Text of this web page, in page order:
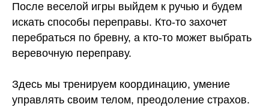
После веселой игры выйдем к ручью и будем
искать способы переправы. Кто-то захочет
перебраться по бревну, а кто-то может выбрать
веревочную переправу.
Здесь мы тренируем координацию, умение
управлять своим телом, преодоление страхов.